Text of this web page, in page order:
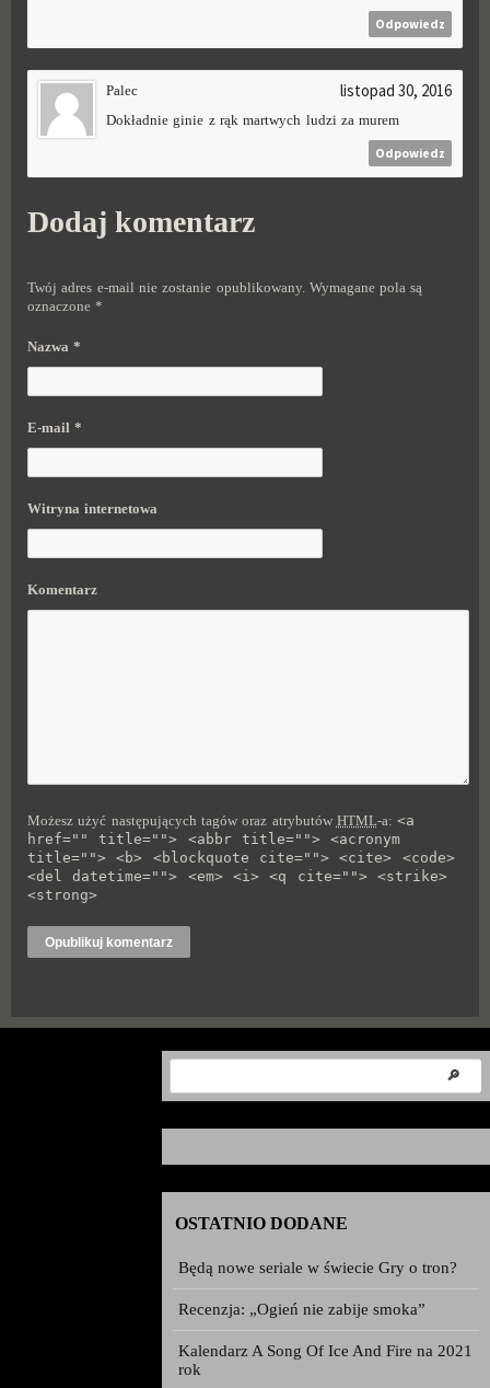
Odpowiedz
Palec listopad 30, 2016
Dokładnie ginie z rąk martwych ludzi za murem
Odpowiedz
Dodaj komentarz
Twój adres e-mail nie zostanie opublikowany.Wymagane pola są
oznaczone*
Nazwa*
E-mail*
Witryna internetowa
Komentarz
Możesz użyć następujących tagów oraz atrybutów HTML-a:<a
href="" title=""> <abbr title=""> <acronym
title=""> <b> <blockquote cite=""> <cite> <code>
<del datetime=""> <em> <i> <q cite=""> <strike>
<strong>
OSTATNIO DODANE
Będą nowe seriale w świecie Gry o tron?
Recenzja: „Ogień nie zabije smoka”
Kalendarz A Song Of Ice And Fire na 2021
rok